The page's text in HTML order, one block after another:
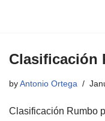
Clasificación
byAntonio Ortega
Clasificación Rumbo